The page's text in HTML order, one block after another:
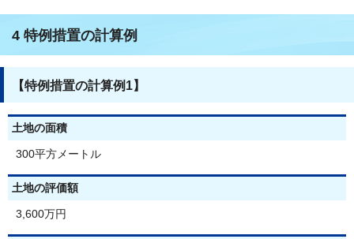
4 特例措置の計算例
【特例措置の計算例1】
土地の面積
300平方メートル
土地の評価額
3,600万円